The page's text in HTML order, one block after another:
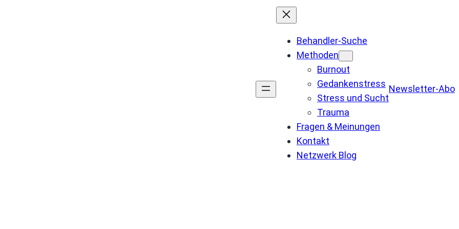
Behandler-Suche
Methoden
Burnout
Gedankenstress
Stress und Sucht
Trauma
Fragen & Meinungen
Kontakt
Netzwerk Blog
Newsletter-Abo